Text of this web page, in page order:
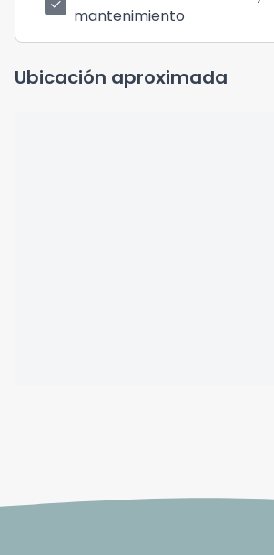
check
mantenimiento
Ubicación aproximada